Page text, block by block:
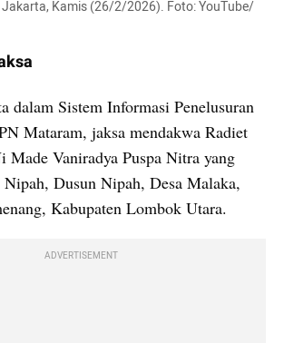
Jakarta, Kamis (26/2/2026). Foto: YouTube/
dalam Sistem Informasi Penelusuran
Mataram, jaksa mendakwa Radiet
Made Vaniradya Puspa Nitra yang
Dusun Nipah, Desa Malaka,
Kabupaten Lombok Utara.
ADVERTISEMENT